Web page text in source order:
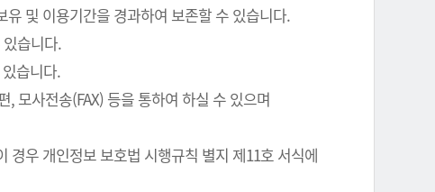
및 이용기간을 경과하여 보존할 수 있습니다.
습니다.
습니다.
모사전송(FAX) 등을 통하여 하실 수 있으며
우 개인정보 보호법 시행규칙 별지 제11호 서식에